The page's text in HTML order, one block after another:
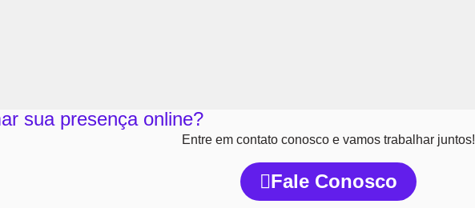
sua presença online?
Entre em contato conosco e vamos trabalhar juntos!
Fale Conosco